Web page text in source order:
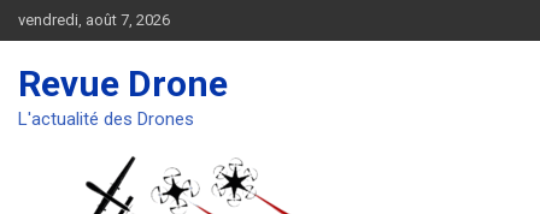
au
vendredi, août 7, 2026
Revue Drone
L'actualité des Drones